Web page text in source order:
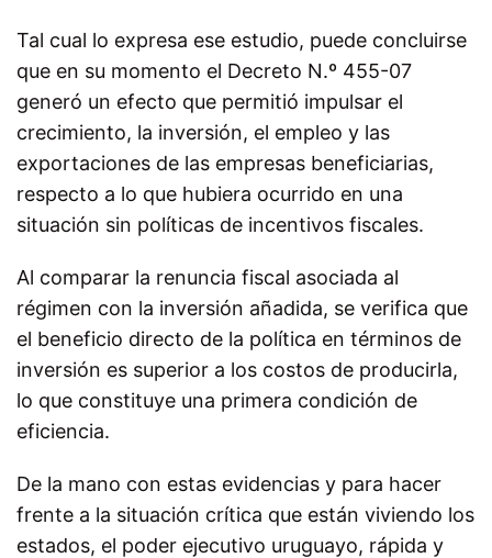
Tal cual lo expresa ese estudio, puede concluirse
que en su momento el Decreto N.º 455-07
generó un efecto que permitió impulsar el
crecimiento, la inversión, el empleo y las
exportaciones de las empresas beneficiarias,
respecto a lo que hubiera ocurrido en una
situación sin políticas de incentivos fiscales.
Al comparar la renuncia fiscal asociada al
régimen con la inversión añadida, se verifica que
el beneficio directo de la política en términos de
inversión es superior a los costos de producirla,
lo que constituye una primera condición de
eficiencia.
De la mano con estas evidencias y para hacer
frente a la situación crítica que están viviendo los
estados, el poder ejecutivo uruguayo, rápida y